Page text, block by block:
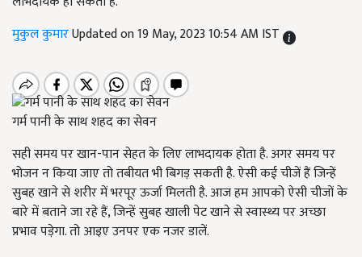
मुकुल कुमारUpdated on 19 May, 2023 10:54 AM IST
गर्म पानी के साथ शहद का सेवन
सही समय पर खान-पान सेहत के लिए लाभदायक होता है. अगर समय पर
भोजन न किया जाए तो तबीयत भी बिगड़ सकती है. ऐसी कई चीजें हैं जिन्हें
सुबह खाने से शरीर में भरपूर ऊर्जा मिलती है. आज हम आपको ऐसी चीजों के
बारे में बताने जा रहे हैं, जिन्हें सुबह खाली पेट खाने से स्वास्थ्य पर अच्छा
प्रभाव पड़ेगा. तो आइए उनपर एक नजर डालें.